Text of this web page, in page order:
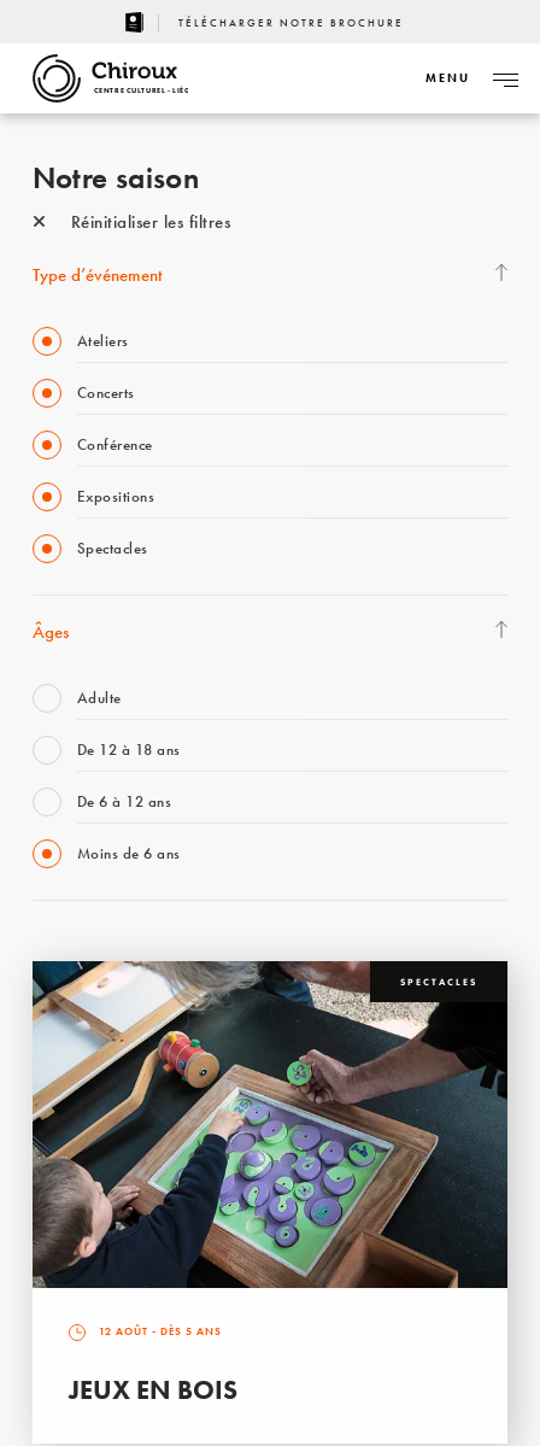
TÉLÉCHARGER NOTRE BROCHURE
CENTRE CULTUREL - LIÈGE
MENU
Notre saison
Réinitialiser les filtres
Type d’événement
Ateliers
Concerts
Conférence
Expositions
Spectacles
Âges
Adulte
De 12 à 18 ans
De 6 à 12 ans
Moins de 6 ans
SPECTACLES
12 AOÛT - DÈS 5 ANS
JEUX EN BOIS